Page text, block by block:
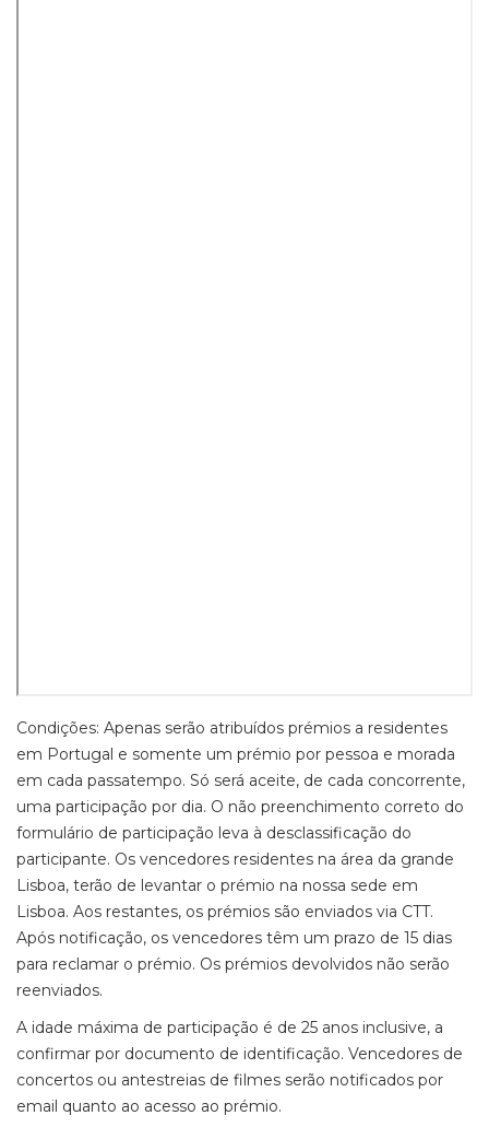
Condições: Apenas serão atribuídos prémios a residentes
em Portugal e somente um prémio por pessoa e morada
em cada passatempo. Só será aceite, de cada concorrente,
uma participação por dia. O não preenchimento correto do
formulário de participação leva à desclassificação do
participante. Os vencedores residentes na área da grande
Lisboa, terão de levantar o prémio na nossa sede em
Lisboa. Aos restantes, os prémios são enviados via CTT.
Após notificação, os vencedores têm um prazo de 15 dias
para reclamar o prémio. Os prémios devolvidos não serão
reenviados.
A idade máxima de participação é de 25 anos inclusive, a
confirmar por documento de identificação. Vencedores de
concertos ou antestreias de filmes serão notificados por
email quanto ao acesso ao prémio.